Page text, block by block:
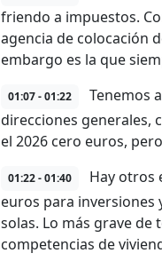
friendo a impuestos.
agencia de colocación
embargo es la que
01:07 - 01:22
Tenemos
direcciones generales,
el 2026 cero euros,
01:22 - 01:40
Hay otros
euros para inversiones
solas. Lo más grave de
competencias de